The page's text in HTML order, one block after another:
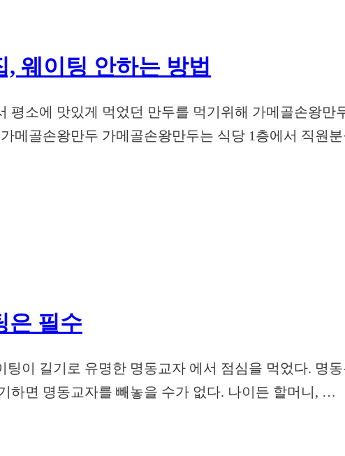
웨이팅 안하는 방법
평소에 맛있게 먹었던 만두를 먹기위해 가메골손왕
메골손왕만두 가메골손왕만두는 식당 1층에서 직원
은 필수
이 길기로 유명한 명동교자 에서 점심을 먹었다. 명
하면 명동교자를 빼놓을 수가 없다. 나이든 할머니, …